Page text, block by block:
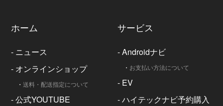
ホーム
- ニュース
- オンラインショップ
・送料・配送指定について
-公式YOUTUBE
サービス
-Androidナビ
・ お支払い方法について
- EV
-ハイテックナビ予約購入